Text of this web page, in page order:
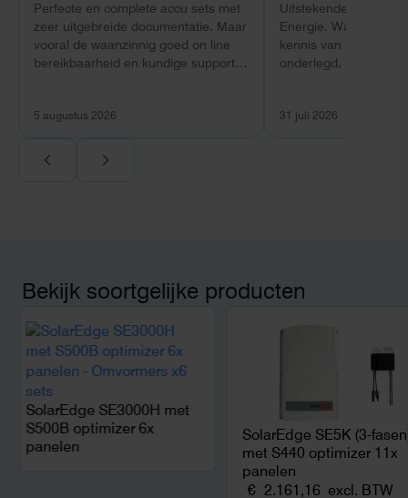
Perfecte en complete accu sets met
zeer uitgebreide documentatie. Maar
vooral de waanzinnig goed on line
bereikbaarheid en kundige support
5 augustus 2026
Uitstekende ervaring
Energie. Wat vooral
kennis van zaken:
onderlegd, heldere
Ook de nazorg is
noodstroom voor de
31 juli 2026
Bekijk soortgelijke producten
SolarEdge SE3000H met
S500B optimizer 6x
panelen
SolarEdge SE5K (3-
met S440 optimizer 11x
panelen
€ 2.161,16 excl. BTW